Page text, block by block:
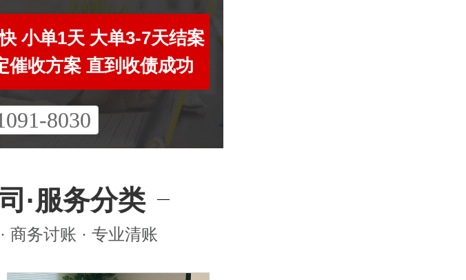
小单1天 大单3-7天结案
催收方案 直到收债成功
8030
·服务分类
商务讨账 · 专业清账